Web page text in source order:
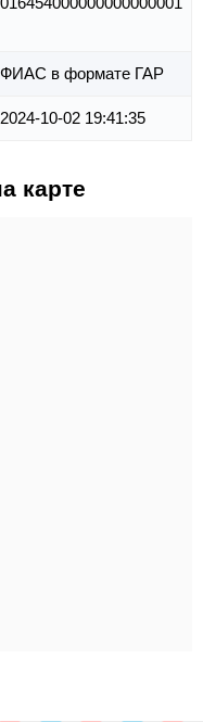
ФИАС в формате ГАР
2024-10-02 19:41:35
карте